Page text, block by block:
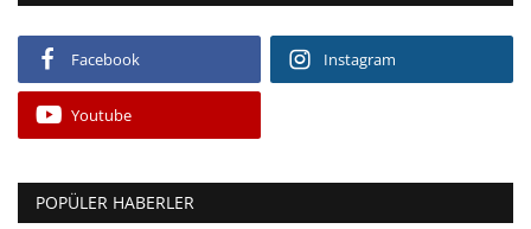
Facebook Instagram
Youtube
POPÜLER HABERLER